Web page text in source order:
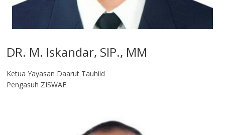
DR. M. Iskandar, SIP., MM
Ketua Yayasan Daarut Tauhiid
Pengasuh ZISWAF